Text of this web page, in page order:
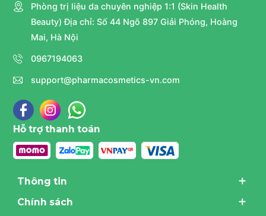
Phòng trị liệu da chuyên nghiệp 1:1 (Skin Health
Beauty) Địa chỉ: Số 44 Ngõ 897 Giải Phóng, Hoàng
Mai, Hà Nội
0967194063
support@pharmacosmetics-vn.com
Hỗ trợ thanh toán
Thông tin
Chính sách